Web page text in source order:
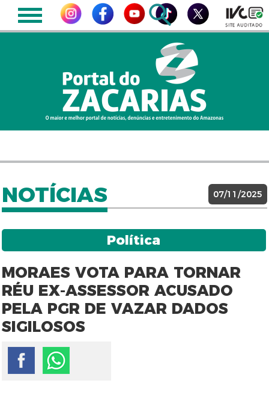
NOTÍCIAS 07/11/2025
Política
MORAES VOTA PARA TORNAR
RÉU EX-ASSESSOR ACUSADO
PELA PGR DE VAZAR DADOS
SIGILOSOS